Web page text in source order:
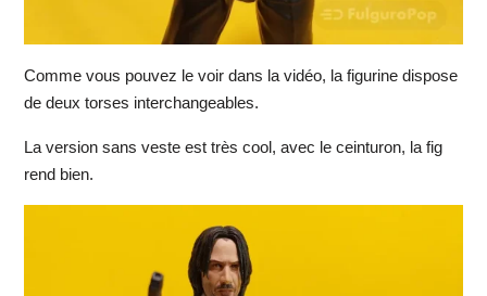
Comme vous pouvez le voir dans la vidéo, la figurine dispose
de deux torses interchangeables.
La version sans veste est très cool, avec le ceinturon, la fig
rend bien.